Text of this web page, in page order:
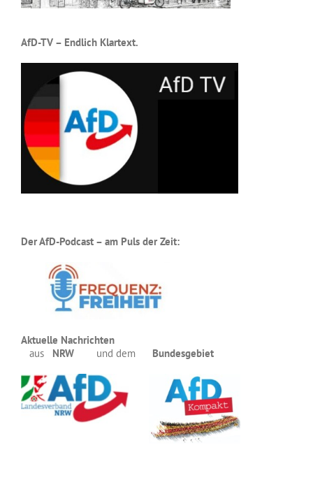
AfD-TV – Endlich Klartext.
Der AfD-Podcast – am Puls der Zeit:
Aktuelle Nachrichten
aus NRW und dem Bundesgebiet